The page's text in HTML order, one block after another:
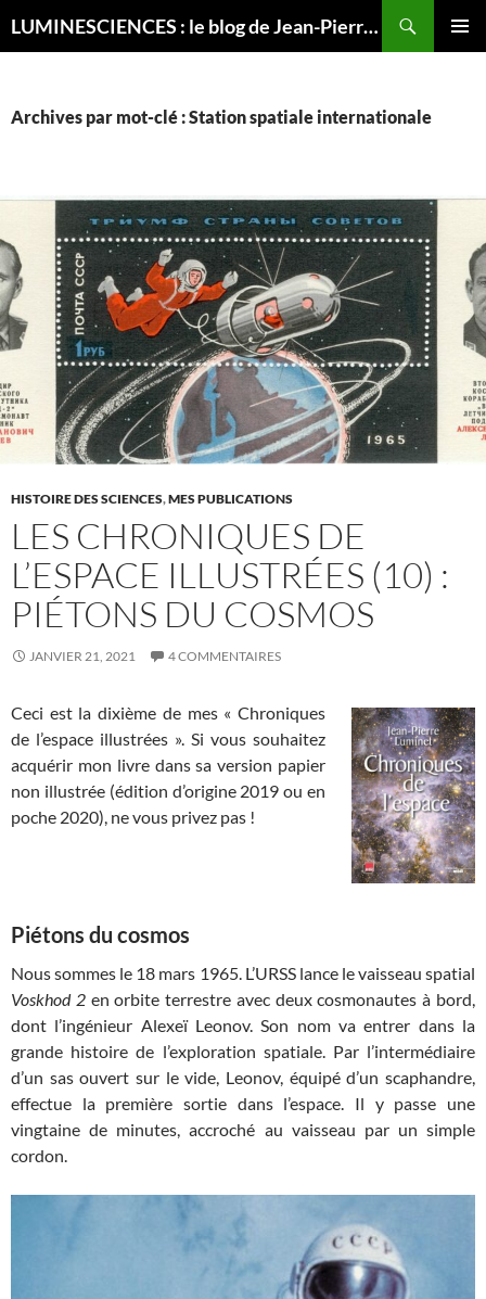
LUMINESCIENCES : le blog de Jean-Pierre LUMINET, astrophysicien
Archives par mot-clé : Station spatiale internationale
HISTOIRE DES SCIENCES,MES PUBLICATIONS
LES CHRONIQUES DE
L’ESPACE ILLUSTRÉES (10) :
PIÉTONS DU COSMOS
JANVIER 21, 2021 4 COMMENTAIRES
Ceci est la dixième de mes « Chroniques
de l’espace illustrées ». Si vous souhaitez
acquérir mon livre dans sa version papier
non illustrée (édition d’origine 2019 ou en
poche 2020), ne vous privez pas !
Piétons du cosmos
Nous sommes le 18 mars 1965. L’URSS lance le vaisseau spatial
Voskhod 2en orbite terrestre avec deux cosmonautes à bord,
dont l’ingénieur Alexeï Leonov. Son nom va entrer dans la
grande histoire de l’exploration spatiale. Par l’intermédiaire
d’un sas ouvert sur le vide, Leonov, équipé d’un scaphandre,
effectue la première sortie dans l’espace. Il y passe une
vingtaine de minutes, accroché au vaisseau par un simple
cordon.